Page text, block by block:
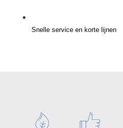
Snelle service en korte lijnen